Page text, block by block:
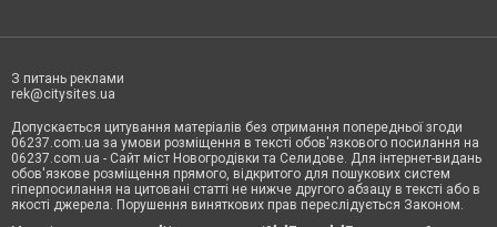
З питань реклами
rek@citysites.ua
Допускається цитування матеріалів без отримання попередньої згоди
06237.com.ua за умови розміщення в тексті обов'язкового посилання на
06237.com.ua - Сайт міст Новогродівки та Селидове. Для інтернет-видань
обов'язкове розміщення прямого, відкритого для пошукових систем
гіперпосилання на цитовані статті не нижче другого абзацу в тексті або в
якості джерела. Порушення виняткових прав переслідується Законом.